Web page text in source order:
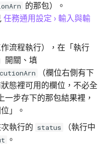
的那包）。
任務通用設定 › 輸入與輸
流程執行），在「執行
開關、填
（欄位右側有下
態裡可用的欄位，不必全
步存下的那包結果裡，
」。
執行的 status
（執行中
。